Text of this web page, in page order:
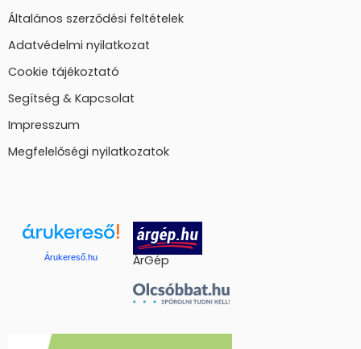
Általános szerződési feltételek
Adatvédelmi nyilatkozat
Cookie tájékoztató
Segítség & Kapcsolat
Impresszum
Megfelelőségi nyilatkozatok
Árukereső.hu ÁrGép